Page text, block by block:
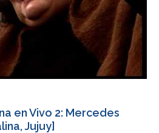
en Vivo 2: Mercedes
Jujuy]